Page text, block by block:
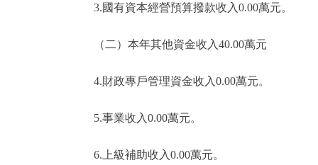
3.國有資本經營預算撥款收入0.00萬元。
（二）本年其他資金收入40.00萬元
4.財政專戶管理資金收入0.00萬元。
5.事業收入0.00萬元。
6.上級補助收入0.00萬元。